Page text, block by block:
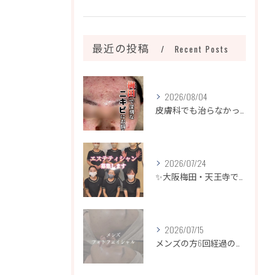
最近の投稿 Recent Posts
2026/08/04
皮膚科でも治らなかったニキビ、諦めるのはまだ早いです！
2026/07/24
✨大阪梅田・天王寺でエステティシャン募集✨
2026/07/15
メンズの方6回経過のお写真になります📷✨